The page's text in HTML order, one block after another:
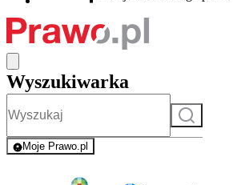
Wyszukiwarka
Szukaj
Moje Prawo.pl
- rejestracja i logowanie do serwisu